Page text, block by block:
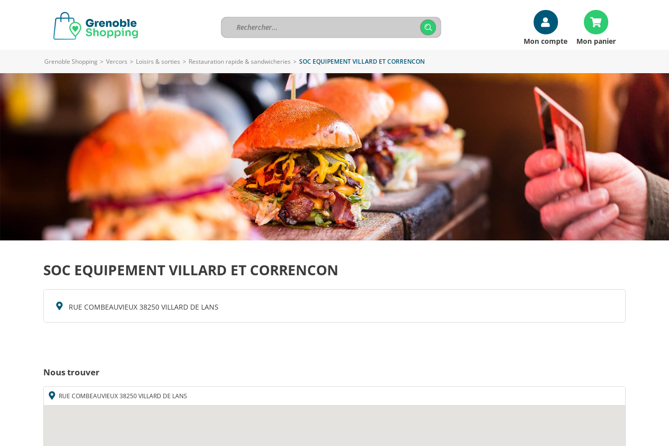
Mon compte Mon panier
Grenoble Shopping > Vercors > Loisirs & sorties > Restauration rapide & sandwicheries > SOC EQUIPEMENT VILLARD ET CORRENCON
SOC EQUIPEMENT VILLARD ET CORRENCON
RUE COMBEAUVIEUX 38250 VILLARD DE LANS
Nous trouver
RUE COMBEAUVIEUX 38250 VILLARD DE LANS